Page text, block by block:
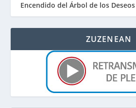
Encendido del Árbol de los
ZUZENEAN